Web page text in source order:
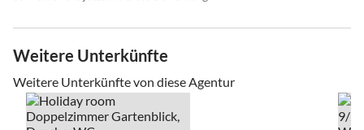
Weitere Unterkünfte
Weitere Unterkünfte von diese Agentur